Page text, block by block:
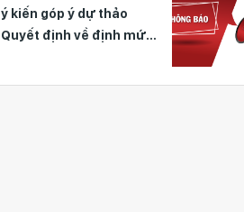
ý kiến góp ý dự thảo
Quyết định về định mức